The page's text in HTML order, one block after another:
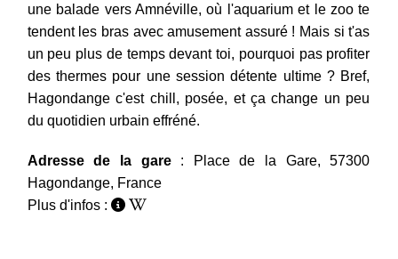
une balade vers Amnéville, où l'aquarium et le zoo te
tendent les bras avec amusement assuré ! Mais si t'as
un peu plus de temps devant toi, pourquoi pas profiter
des thermes pour une session détente ultime ? Bref,
Hagondange c'est chill, posée, et ça change un peu
du quotidien urbain effréné.
Adresse de la gare : Place de la Gare, 57300
Hagondange, France
Plus d'infos :